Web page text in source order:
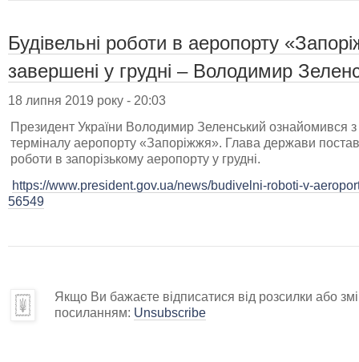
Будівельні роботи в аеропорту
завершені у грудні – Володимир
18 липня 2019 року - 20:03
Президент України Володимир Зеленський ознайомився з
терміналу аеропорту «Запоріжжя». Глава держави
роботи в запорізькому аеропорту у грудні.
https://www.president.gov.ua/news/budivelni-roboti-v-
56549
Якщо Ви бажаєте відписатися від розсилки або
посиланням: Unsubscribe